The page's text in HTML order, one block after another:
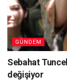
GÜNDEM
Sebahat
değişiyor